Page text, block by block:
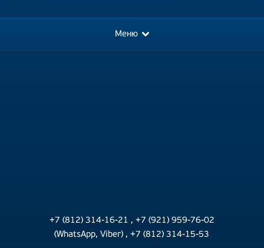
Меню
+7 (812) 314-16-21 , +7 (921) 959-76-02
(WhatsApp, Viber) ,+7 (812) 314-15-53